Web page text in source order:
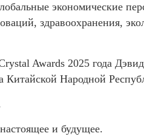
экономические
здравоохранения,
Awards 2025 года
Народной
и будущее.